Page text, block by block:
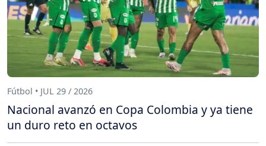
Fútbol • JUL 29 / 2026
Nacional avanzó en Copa Colombia y ya tiene
un duro reto en octavos